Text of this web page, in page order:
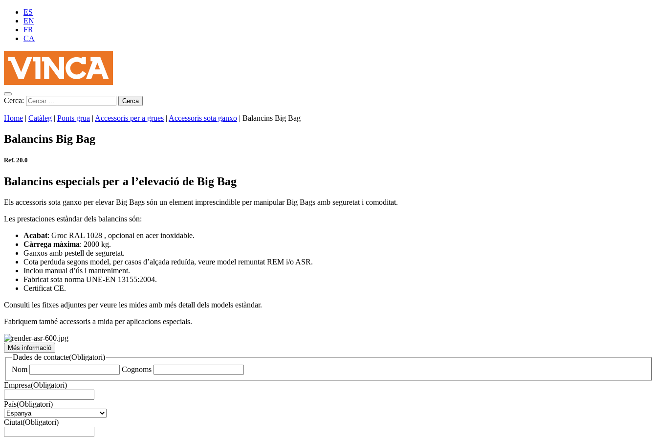
ES
EN
FR
CA
Cerca:
Home | Catàleg | Ponts grua | Accessoris per a grues | Accessoris sota ganxo | Balancins Big Bag
Balancins Big Bag
Ref. 20.0
Balancins especials per a l’elevació de Big Bag
Els accessoris sota ganxo per elevar Big Bags són un element imprescindible per manipular Big Bags amb seguretat i comoditat.
Les prestaciones estàndar dels balancins són:
Acabat: Groc RAL 1028 , opcional en acer inoxidable.
Càrrega màxima: 2000 kg.
Ganxos amb pestell de seguretat.
Cota perduda segons model, per casos d’alçada reduïda, veure model remuntat REM i/o ASR.
Inclou manual d’ús i manteniment.
Fabricat sota norma UNE-EN 13155:2004.
Certificat CE.
Consulti les fitxes adjuntes per veure les mides amb més detall dels models estàndar.
Fabriquem també accessoris a mida per aplicacions especials.
Més informació
Dades de contacte(Obligatori)
Nom
Cognoms
Empresa(Obligatori)
País(Obligatori)
Ciutat(Obligatori)